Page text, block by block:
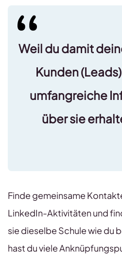
Weil du damit
Kunden
umfangreiche
über sie
Finde gemeinsame
LinkedIn-Aktivitäten und
sie dieselbe Schule wie du
hast du viele